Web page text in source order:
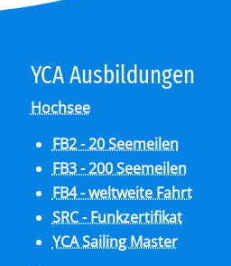
YCA Aus­bil­dun­gen
Hochsee
FB2 - 20 Seemeilen
FB3 - 200 Seemeilen
FB4 - weltweite Fahrt
SRC - Funkzertifikat
YCA Sailing Master